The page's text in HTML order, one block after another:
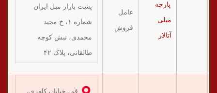
پارچه
مبلی
آتالار
عامل
فروش
پشت بازار مبل ایران
شماره ۱، خ مجید
محمدی، نبش کوچه
طالقانی، پلاک ۴۲
قم، خیابان کلهری،